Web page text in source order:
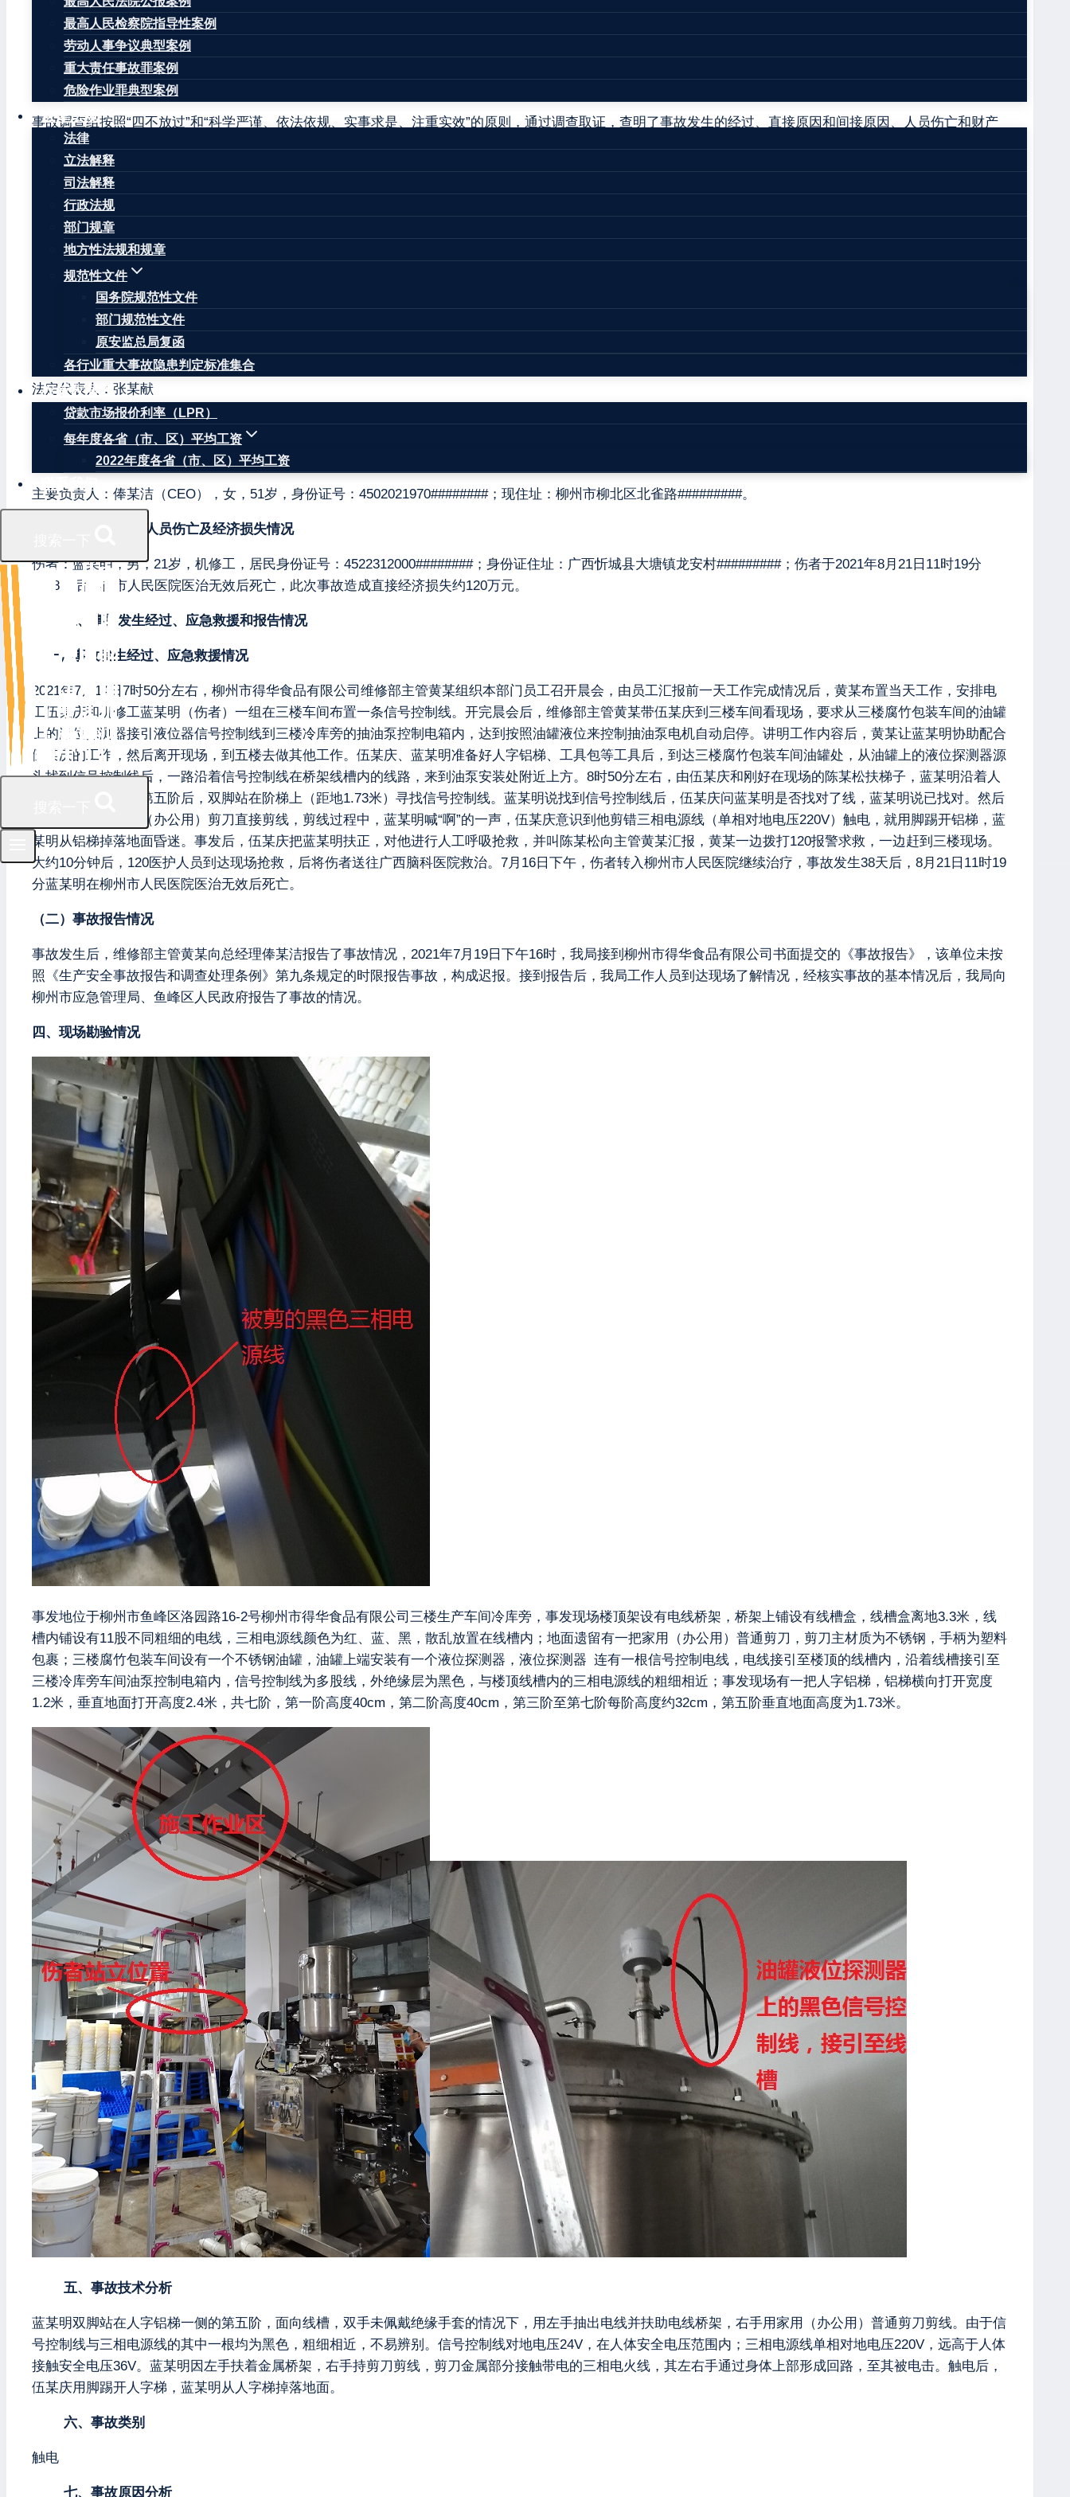
最高人民检察院指导性案例
劳动人事争议典型案例
重大责任事故罪案例
危险作业罪典型案例
法律法规
法律
立法解释
司法解释
行政法规
部门规章
地方性法规和规章
规范性文件
国务院规范性文件
部门规范性文件
原安监总局复函
各行业重大事故隐患判定标准集合
权威数据
贷款市场报价利率（LPR）
每年度各省（市、区）平均工资
2022年度各省（市、区）平均工资
联系我们
食品有限公司发生一起触电事故，造成1人重伤。伤者于8月21日11时19分（38天后）在医院医治无效后死亡，根据《生产安全事故统计调查制度》有关要求：“事故
发生 30 日内（火灾、道路运输事故发生 7 日内）伤亡人员发生变化的，应及时补充完善伤亡人员情况，并纳入事故统计”，此次事故按照重伤事故开展调查。
根据《柳州市人民政府关于进一步明确生产安全事故调查处理权限的通知》（柳政发〔2013〕57号）和《鱼峰区生产安全一般事故报告和调查处理暂行规定》（鱼
政办发〔2008〕24号）的有关规定，鱼峰区应急管理局成立柳州市得华食品有限公司“7·14”触电事故调查组，开展事故调查工作。
事故调查组按照“四不放过”和“科学严谨、依法依规、实事求是、注重实效”的原则，通过调查取证，查明了事故发生的经过、直接原因和间接原因、人员伤亡和财产
损失情况，认定了事故性质，提出了对有关单位和人员的处理建议。同时，针对事故原因及暴露出的突出问题，提出了事故防范措施建议。现将有关情况报告如下：
一、事故发生单位及个人的基本情况
单位名称：柳州市得华食品有限公司
统一社会信用代码：91450203340335464F
类型：有限责任公司（自然人投资或控股）
经营范围：食品经营（销售预包装食品）；食品进出口；食品生产；道路货物运输（不含危险货物）。
住所：柳州市鱼峰区洛园路16-2号
法定代表人：张某献
成立日期：2015年05月15日
持有证照情况：持有柳州市行政审批局颁发的《食品生产许可证》《营业执照》。
主要负责人：俸某洁（CEO），女，51岁，身份证号：4502021970########；现住址：柳州市柳北区北雀路#########。
二、事故造成人员伤亡及经济损失情况
伤者：蓝某明，男，21岁，机修工，居民身份证号：4522312000########；身份证住址：广西忻城县大塘镇龙安村#########；伤者于2021年8月21日11时19分
（38天后）在市人民医院医治无效后死亡，此次事故造成直接经济损失约120万元。
三、事故发生经过、应急救援和报告情况
（一）事故发生经过、应急救援情况
2021年7月14日7时50分左右，柳州市得华食品有限公司维修部主管黄某组织本部门员工召开晨会，由员工汇报前一天工作完成情况后，黄某布置当天工作，安排电
工伍某庆和机修工蓝某明（伤者）一组在三楼车间布置一条信号控制线。开完晨会后，维修部主管黄某带伍某庆到三楼车间看现场，要求从三楼腐竹包装车间的油罐
上的液位探测器接引液位器信号控制线到三楼冷库旁的抽油泵控制电箱内，达到按照油罐液位来控制抽油泵电机自动启停。讲明工作内容后，黄某让蓝某明协助配合
伍某庆的工作，然后离开现场，到五楼去做其他工作。伍某庆、蓝某明准备好人字铝梯、工具包等工具后，到达三楼腐竹包装车间油罐处，从油罐上的液位探测器源
头找到信号控制线后，一路沿着信号控制线在桥架线槽内的线路，来到油泵安装处附近上方。8时50分左右，由伍某庆和刚好在现场的陈某松扶梯子，蓝某明沿着人
字铝梯的一侧爬到第五阶后，双脚站在阶梯上（距地1.73米）寻找信号控制线。蓝某明说找到信号控制线后，伍某庆问蓝某明是否找对了线，蓝某明说已找对。然后
蓝某明用普通家用（办公用）剪刀直接剪线，剪线过程中，蓝某明喊“啊”的一声，伍某庆意识到他剪错三相电源线（单相对地电压220V）触电，就用脚踢开铝梯，蓝
某明从铝梯掉落地面昏迷。事发后，伍某庆把蓝某明扶正，对他进行人工呼吸抢救，并叫陈某松向主管黄某汇报，黄某一边拨打120报警求救，一边赶到三楼现场。
大约10分钟后，120医护人员到达现场抢救，后将伤者送往广西脑科医院救治。7月16日下午，伤者转入柳州市人民医院继续治疗，事故发生38天后，8月21日11时19
分蓝某明在柳州市人民医院医治无效后死亡。
（二）事故报告情况
事故发生后，维修部主管黄某向总经理俸某洁报告了事故情况，2021年7月19日下午16时，我局接到柳州市得华食品有限公司书面提交的《事故报告》，该单位未按
照《生产安全事故报告和调查处理条例》第九条规定的时限报告事故，构成迟报。接到报告后，我局工作人员到达现场了解情况，经核实事故的基本情况后，我局向
柳州市应急管理局、鱼峰区人民政府报告了事故的情况。
四、现场勘验情况
事发地位于柳州市鱼峰区洛园路16-2号柳州市得华食品有限公司三楼生产车间冷库旁，事发现场楼顶架设有电线桥架，桥架上铺设有线槽盒，线槽盒离地3.3米，线
槽内铺设有11股不同粗细的电线，三相电源线颜色为红、蓝、黑，散乱放置在线槽内；地面遗留有一把家用（办公用）普通剪刀，剪刀主材质为不锈钢，手柄为塑料
包裹；三楼腐竹包装车间设有一个不锈钢油罐，油罐上端安装有一个液位探测器，液位探测器 连有一根信号控制电线，电线接引至楼顶的线槽内，沿着线槽接引至
三楼冷库旁车间油泵控制电箱内，信号控制线为多股线，外绝缘层为黑色，与楼顶线槽内的三相电源线的粗细相近；事发现场有一把人字铝梯，铝梯横向打开宽度
1.2米，垂直地面打开高度2.4米，共七阶，第一阶高度40cm，第二阶高度40cm，第三阶至第七阶每阶高度约32cm，第五阶垂直地面高度为1.73米。
五、事故技术分析
蓝某明双脚站在人字铝梯一侧的第五阶，面向线槽，双手未佩戴绝缘手套的情况下，用左手抽出电线并扶助电线桥架，右手用家用（办公用）普通剪刀剪线。由于信
号控制线与三相电源线的其中一根均为黑色，粗细相近，不易辨别。信号控制线对地电压24V，在人体安全电压范围内；三相电源线单相对地电压220V，远高于人体
接触安全电压36V。蓝某明因左手扶着金属桥架，右手持剪刀剪线，剪刀金属部分接触带电的三相电火线，其左右手通过身体上部形成回路，至其被电击。触电后，
伍某庆用脚踢开人字梯，蓝某明从人字梯掉落地面。
六、事故类别
触电
七、事故原因分析